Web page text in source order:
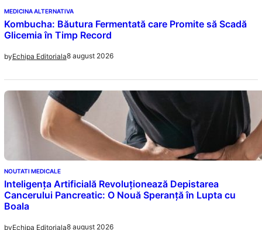
MEDICINA ALTERNATIVA
Kombucha: Băutura Fermentată care Promite să Scadă
Glicemia în Timp Record
byEchipa Editoriala8 august 2026
NOUTATI MEDICALE
Inteligența Artificială Revoluționează Depistarea
Cancerului Pancreatic: O Nouă Speranță în Lupta cu
Boala
byEchipa Editoriala8 august 2026